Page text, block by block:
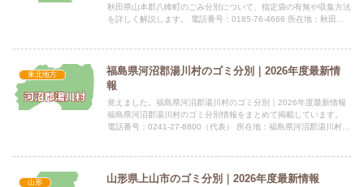
秋田県山本郡八峰町のごみ分別について、指定袋の有無や収集方法
を詳しく解説します。 電話番号：0185-76-4666 所在地：秋田県
東北地方
福島県河沼郡湯川村のゴミ分別｜2026年度最新情
報
覚えました。福島県河沼郡湯川村のゴミ分別｜2026年度最新情報
福島県河沼郡湯川村のゴミ分別情報をまとめて掲載しています。
電話番号：0241-27-8800（代表） 所在地：福島県河沼郡湯川村大
山形 山形県上山市のゴミ分別｜2026年度最新情報